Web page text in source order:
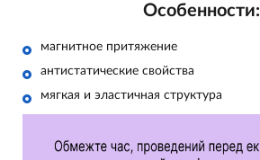
Особенности:
магнитное притяжение
антистатические свойства
мягкая и эластичная структура